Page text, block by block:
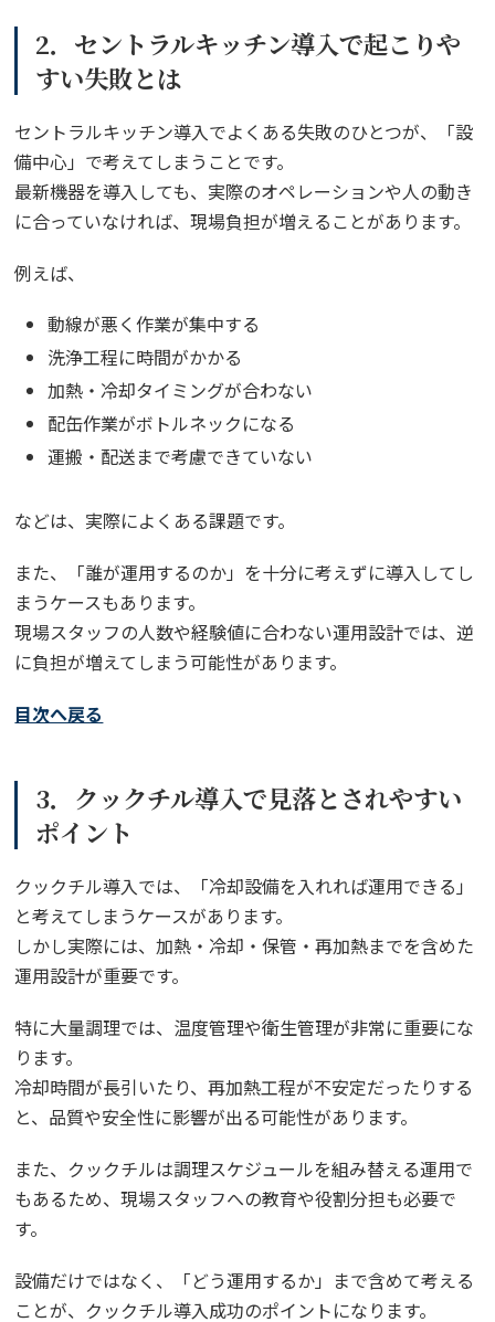
2．セントラルキッチン導入で起こりや
すい失敗とは
セントラルキッチン導入でよくある失敗のひとつが、「設
備中心」で考えてしまうことです。
最新機器を導入しても、実際のオペレーションや人の動き
に合っていなければ、現場負担が増えることがあります。
例えば、
動線が悪く作業が集中する
洗浄工程に時間がかかる
加熱・冷却タイミングが合わない
配缶作業がボトルネックになる
運搬・配送まで考慮できていない
などは、実際によくある課題です。
また、「誰が運用するのか」を十分に考えずに導入してし
まうケースもあります。
現場スタッフの人数や経験値に合わない運用設計では、逆
に負担が増えてしまう可能性があります。
目次へ戻る
3．クックチル導入で見落とされやすい
ポイント
クックチル導入では、「冷却設備を入れれば運用できる」
と考えてしまうケースがあります。
しかし実際には、加熱・冷却・保管・再加熱までを含めた
運用設計が重要です。
特に大量調理では、温度管理や衛生管理が非常に重要にな
ります。
冷却時間が長引いたり、再加熱工程が不安定だったりする
と、品質や安全性に影響が出る可能性があります。
また、クックチルは調理スケジュールを組み替える運用で
もあるため、現場スタッフへの教育や役割分担も必要で
す。
設備だけではなく、「どう運用するか」まで含めて考える
ことが、クックチル導入成功のポイントになります。